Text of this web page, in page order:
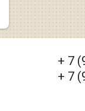
+ 7
+ 7